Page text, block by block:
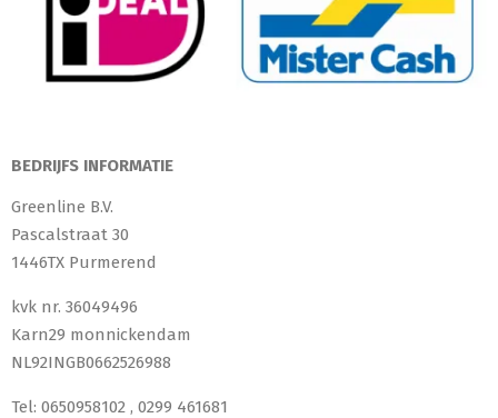
BEDRIJFS INFORMATIE
Greenline B.V.
Pascalstraat 30
1446TX Purmerend
kvk nr. 36049496
Karn29 monnickendam
NL92INGB0662526988
Tel: 0650958102 , 0299 461681